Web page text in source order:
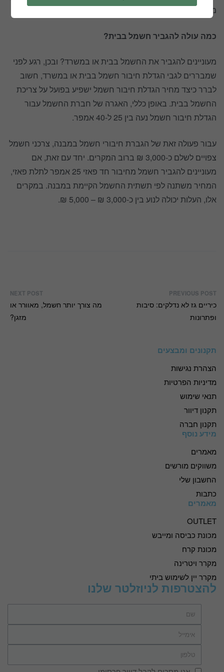
מה שאפשר להשיג באמצעות הגברת החיבור בבית.
כמה עולה להגביר חשמל בבית?
מעוניינים להגביר את החשמל בבית או במשרד? ובכן, רגע לפני
שמבררים לגבי הגדלת חיבור חשמל בבית או במשרד, חשוב
לברר כיצד מחיר הגדלת חיבור חשמל ישפיע בפועל על צריכת
החשמל בבית. באופן כללי, האגרה של חברת החשמל עבור
הגדלת חיבור חשמל נעה בין 25 ל-40 אמפר.
עבור פעולה זאת של הגברת חיבורי חשמל במבנה, צרכני חשמל
צפויים לשלם כ-3,000 ₪ ברוב המקרים. יחד עם זאת, אם
מעוניינים להגביר חשמל מחיבור חד פאזי 25 אמפר לתלת פאזי,
המחיר משתנה לפי תשתית החשמל הקיימת במבנה. במקרים
אלו, העלות יכולה לנוע בין כ-3,000 ₪ – 5,000 ₪.
PREVIOUS POST
כיריים גז לא נדלקים: סיבות
ופתרונות
NEXT POST
מה צורך יותר חשמל, מאוורר או
מזגן?
תקנונים ומבצעים
הצהרת נגישות
מדיניות הפרטיות
תנאי שימוש
תקנון דיוור
תקנון חברה
מידע נוסף
מאמרים
משווקים מורשים
החשבון שלי
כתבות
מאמרים
OUTLET
מכונת כביסה ומייבש
מכונת קרח
מקרר ויטרינה
מקרר יין לשימוש ביתי
להצטרפות לניוזלטר שלנו